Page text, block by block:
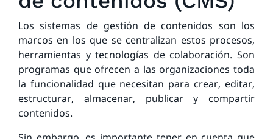
Los sistemas de gestión de contenidos son los
marcos en los que se centralizan estos procesos,
herramientas y tecnologías de colaboración. Son
programas que ofrecen a las organizaciones toda
la funcionalidad que necesitan para crear, editar,
estructurar, almacenar, publicar y compartir
contenidos.